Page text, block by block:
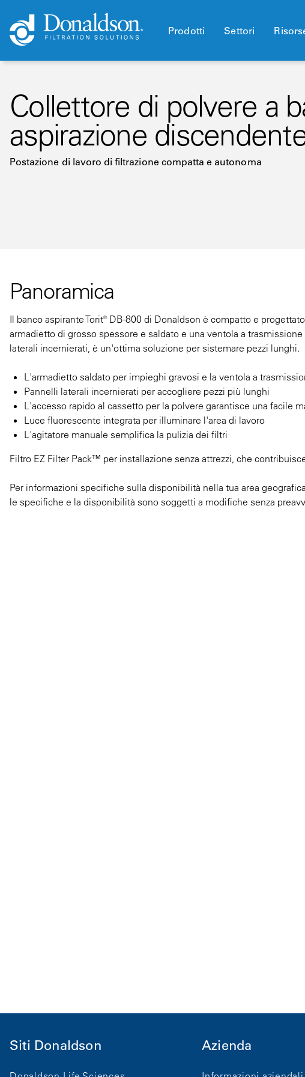
Prodotti Settori
Collettore di polvere a
aspirazione
Postazione di lavoro di filtrazione compatta e autonoma
Panoramica
Il banco aspirante Torit® DB-800 di Donaldson è compatto e
armadietto di grosso spessore e saldato e una ventola a
laterali incernierati, è un'ottima soluzione per sistemare pezzi lunghi.
L'armadietto saldato per impieghi gravosi e la ventola a
Pannelli laterali incernierati per accogliere pezzi più lunghi
L'accesso rapido al cassetto per la polvere garantisce una facile
Luce fluorescente integrata per illuminare l'area di lavoro
L'agitatore manuale semplifica la pulizia dei filtri
Filtro EZ Filter Pack™ per installazione senza attrezzi, che
Per informazioni specifiche sulla disponibilità nella tua area
le specifiche e la disponibilità sono soggetti a modifiche senza
Siti Donaldson Azienda